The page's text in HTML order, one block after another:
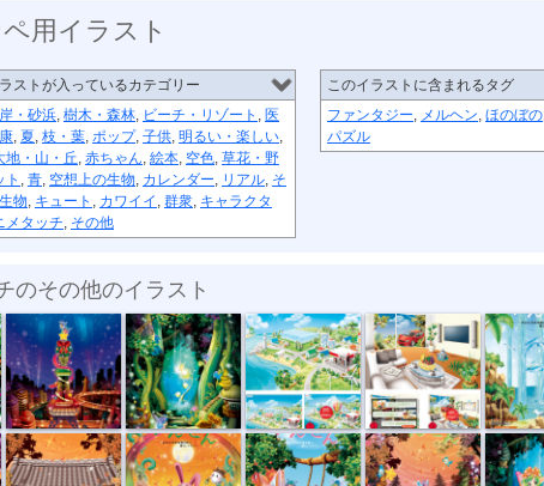
用イラスト
ストが入っているカテゴリー
・砂浜, 樹木・森林, ビーチ・リゾート , 医
, 夏, 枝・葉, ポップ, 子供, 明るい・楽しい,
地・山・丘, 赤ちゃん, 絵本, 空色, 草花・野
ト , 青, 空想上の生物, カレンダー, リアル, そ
物, キュート , カワイイ , 群衆, キャラクタ
メタッチ, その他
このイラストに含まれるタグ
ファンタジー, メルヘン, ほのぼの
パズル
のその他のイラスト
special night 誕生
神社修繕記念... 地域情報誌 ... ゲーム 地域情報誌 ... 妖精の森